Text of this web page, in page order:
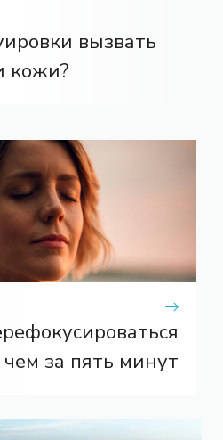
вызвать
кожи?
за пять минут